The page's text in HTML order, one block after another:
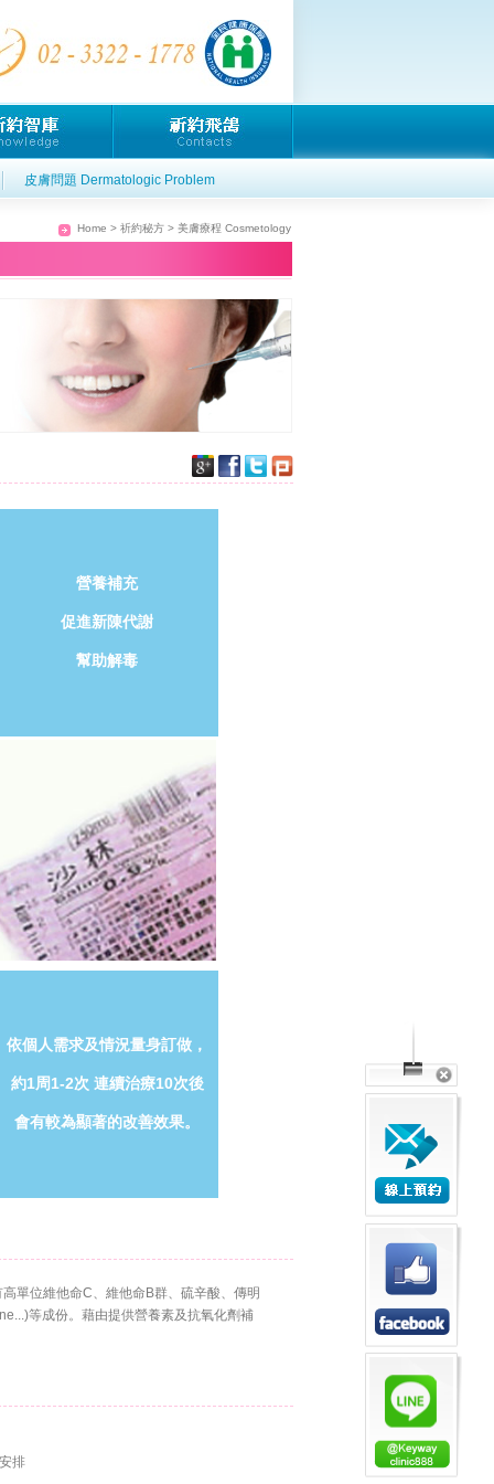
皮膚問題 Dermatologic Problem
Home > 祈約秘方 > 美膚療程 Cosmetology
營養補充
促進新陳代謝
幫助解毒
依個人需求及情況量身訂做，
約1周1-2次 連續治療10次後
會有較為顯著的改善效果。
單位維他命C、維他命B群、硫辛酸、傳明
等成份。藉由提供營養素及抗氧化劑補
排